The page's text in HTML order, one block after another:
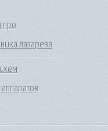
про
лазарева